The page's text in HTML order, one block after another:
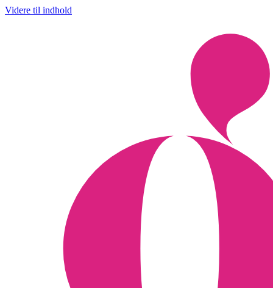
Videre til indhold